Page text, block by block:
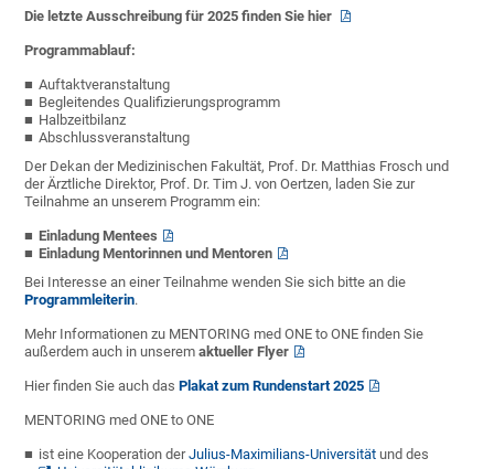
Die letzte Ausschreibung für 2025 finden Sie hier
Programmablauf:
Auftaktveranstaltung
Begleitendes Qualifizierungsprogramm
Halbzeitbilanz
Abschlussveranstaltung
Der Dekan der Medizinischen Fakultät, Prof. Dr. Matthias Frosch und
der Ärztliche Direktor, Prof. Dr. Tim J. von Oertzen, laden Sie zur
Teilnahme an unserem Programm ein:
Einladung Mentees
Einladung Mentorinnen und Mentoren
Bei Interesse an einer Teilnahme wenden Sie sich bitte an die
Programmleiterin.
Mehr Informationen zu MENTORING med ONE to ONE finden Sie
außerdem auch in unseremaktueller Flyer
Hier finden Sie auch dasPlakat zum Rundenstart 2025
MENTORING med ONE to ONE
ist eine Kooperation derJulius-Maximilians-Universitätund des